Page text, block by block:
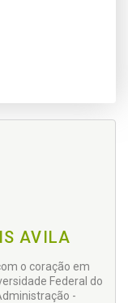
AVILA
o coração em
Federal do
-